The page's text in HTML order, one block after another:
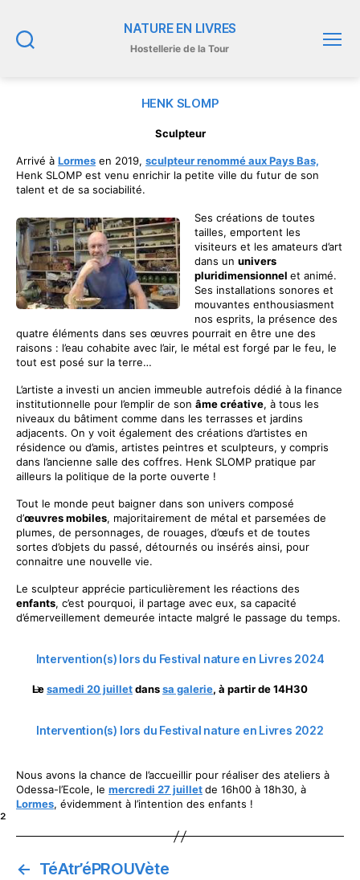
NATURE EN LIVRES
Hostellerie de la Tour
HENK SLOMP
Sculpteur
Arrivé à Lormes en 2019, sculpteur renommé aux Pays Bas,
Henk SLOMP est venu enrichir la petite ville du futur de son
talent et de sa sociabilité.
Ses créations de toutes
tailles, emportent les
visiteurs et les amateurs d’art
dans un univers
pluridimensionnel et animé.
Ses installations sonores et
mouvantes enthousiasment
nos esprits, la présence des
quatre éléments dans ses œuvres pourrait en être une des
raisons : l’eau cohabite avec l’air, le métal est forgé par le feu, le
tout est posé sur la terre…
L’artiste a investi un ancien immeuble autrefois dédié à la finance
institutionnelle pour l’emplir de son âme créative, à tous les
niveaux du bâtiment comme dans les terrasses et jardins
adjacents. On y voit également des créations d’artistes en
résidence ou d’amis, artistes peintres et sculpteurs, y compris
dans l’ancienne salle des coffres. Henk SLOMP pratique par
ailleurs la politique de la porte ouverte !
Tout le monde peut baigner dans son univers composé
d’œuvres mobiles, majoritairement de métal et parsemées de
plumes, de personnages, de rouages, d’œufs et de toutes
sortes d’objets du passé, détournés ou insérés ainsi, pour
connaitre une nouvelle vie.
Le sculpteur apprécie particulièrement les réactions des
enfants, c’est pourquoi, il partage avec eux, sa capacité
d’émerveillement demeurée intacte malgré le passage du temps.
Intervention(s) lors du Festival nature en Livres 2024
Lesamedi 20 juilletdanssa galerie, à partir de 14H30
Intervention(s) lors du Festival nature en Livres 2022
Nous avons la chance de l’accueillir pour réaliser des ateliers à
Odessa-l’Ecole, le mercredi 27 juilletde 16h00 à 18h30, à
Lormes, évidemment à l’intention des enfants !
²
← TéAtr’éPROUVète